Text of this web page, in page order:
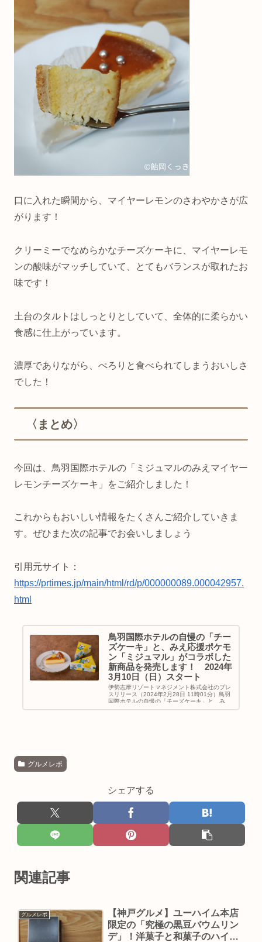
口に入れた瞬間から、マイヤーレモンのさわやかさが広
がります！
クリーミーでなめらかなチーズケーキに、マイヤーレモ
ンの酸味がマッチしていて、とてもバランスが取れたお
味です！
土台のタルトはしっとりとしていて、全体的に柔らかい
食感に仕上がっています。
濃厚でありながら、ぺろりと食べられてしまうおいしさ
でした！
〈まとめ〉
今回は、鳥羽国際ホテルの「ミジュマルのみえマイヤー
レモンチーズケーキ」をご紹介しました！
これからもおいしい情報をたくさんご紹介していきま
す。ぜひまた次の記事でお会いしましょう
引用元サイト：
https://prtimes.jp/main/html/rd/p/000000089.000042957.
html
鳥羽国際ホテルの自慢の「チー
ズケーキ」と、みえ応援ポケモ
ン「ミジュマル」がコラボした
新商品を発売します！ 2024年
3月10日（日）スタート
伊勢志摩リゾートマネジメント株式会社のプレ
スリリース（2024年2月28日 11時01分）鳥羽
国際ホテルの自慢の「チーズケーキ」と、みえ
応援ポケモン「ミジュマル」がコラボした新商
グルメレポ
シェアする
関連記事
グルメレポ
【神戸グルメ】ユーハイム本店
限定の「究極の黒豆バウムリン
デ」！洋菓子と和菓子のハイブ